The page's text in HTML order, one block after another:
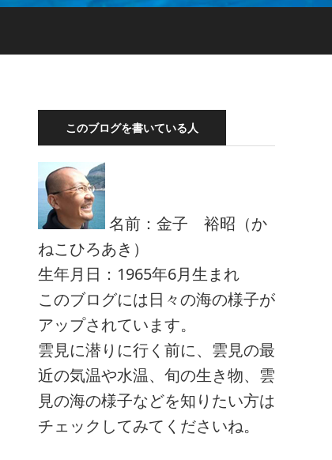
このブログを書いている人
名前：金子 裕昭（か
ねこひろあき）
生年月日：1965年6月生まれ
このブログには日々の海の様子が
アップされています。
雲見に潜りに行く前に、雲見の最
近の気温や水温、旬の生き物、雲
見の海の様子などを知りたい方は
チェックしてみてくださいね。